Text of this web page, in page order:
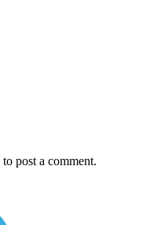
to post a comment.